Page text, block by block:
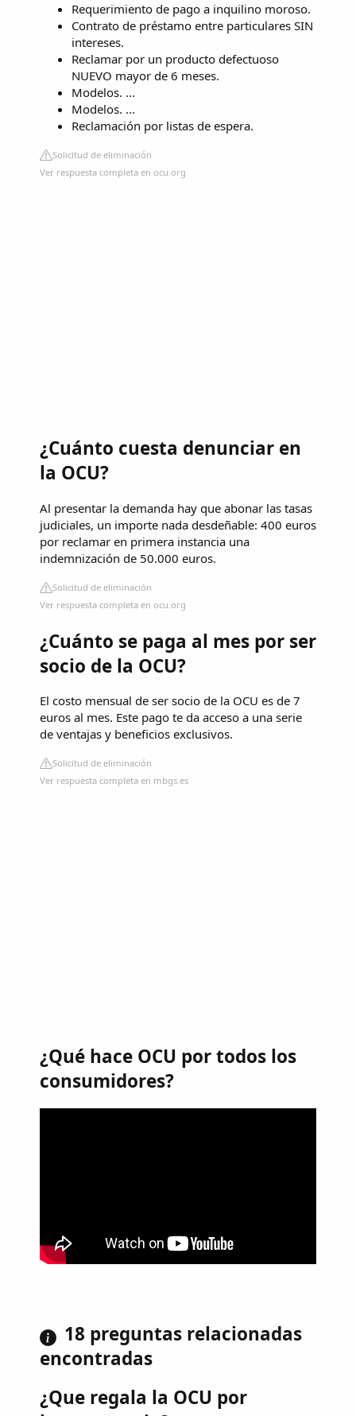
Requerimiento de pago a inquilino moroso.
Contrato de préstamo entre particulares SIN
intereses.
Reclamar por un producto defectuoso
NUEVO mayor de 6 meses.
Modelos. ...
Modelos. ...
Reclamación por listas de espera.
Solicitud de eliminación
Ver respuesta completa en ocu.org
¿Cuánto cuesta denunciar en
la OCU?
Al presentar la demanda hay que abonar las tasas
judiciales, un importe nada desdeñable: 400 euros
por reclamar en primera instancia una
indemnización de 50.000 euros.
Solicitud de eliminación
Ver respuesta completa en ocu.org
¿Cuánto se paga al mes por ser
socio de la OCU?
El costo mensual de ser socio de la OCU es de 7
euros al mes. Este pago te da acceso a una serie
de ventajas y beneficios exclusivos.
Solicitud de eliminación
Ver respuesta completa en mbgs.es
¿Qué hace OCU por todos los
consumidores?
18 preguntas relacionadas
encontradas
¿Que regala la OCU por